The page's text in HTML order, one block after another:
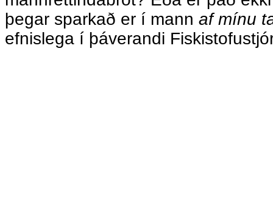
þegar sparkað er í mann af mínu
efnislega í þáverandi